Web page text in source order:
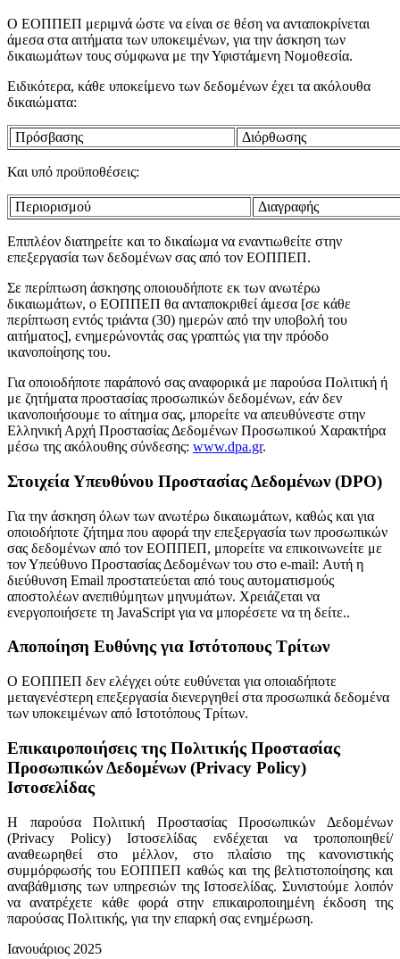
Ο ΕΟΠΠΕΠ μεριμνά ώστε να είναι σε θέση να ανταποκρίνεται
άμεσα στα αιτήματα των υποκειμένων, για την άσκηση των
δικαιωμάτων τους σύμφωνα με την Υφιστάμενη Νομοθεσία.
Ειδικότερα, κάθε υποκείμενο των δεδομένων έχει τα ακόλουθα
δικαιώματα:
Πρόσβασης Διόρθωσης
Και υπό προϋποθέσεις:
Περιορισμού Διαγραφής
Επιπλέον διατηρείτε και το δικαίωμα να εναντιωθείτε στην
επεξεργασία των δεδομένων σας από τον ΕΟΠΠΕΠ.
Σε περίπτωση άσκησης οποιουδήποτε εκ των ανωτέρω
δικαιωμάτων, ο ΕΟΠΠΕΠ θα ανταποκριθεί άμεσα [σε κάθε
περίπτωση εντός τριάντα (30) ημερών από την υποβολή του
αιτήματος], ενημερώνοντάς σας γραπτώς για την πρόοδο
ικανοποίησης του.
Για οποιοδήποτε παράπονό σας αναφορικά με παρούσα Πολιτική ή
με ζητήματα προστασίας προσωπικών δεδομένων, εάν δεν
ικανοποιήσουμε το αίτημα σας, μπορείτε να απευθύνεστε στην
Ελληνική Αρχή Προστασίας Δεδομένων Προσωπικού Χαρακτήρα
μέσω της ακόλουθης σύνδεσης: www.dpa.gr.
Στοιχεία Υπευθύνου Προστασίας Δεδομένων (DPO)
Για την άσκηση όλων των ανωτέρω δικαιωμάτων, καθώς και για
οποιοδήποτε ζήτημα που αφορά την επεξεργασία των προσωπικών
σας δεδομένων από τον ΕΟΠΠΕΠ, μπορείτε να επικοινωνείτε με
τον Υπεύθυνο Προστασίας Δεδομένων του στο e-mail: Αυτή η
διεύθυνση Email προστατεύεται από τους αυτοματισμούς
αποστολέων ανεπιθύμητων μηνυμάτων. Χρειάζεται να
ενεργοποιήσετε τη JavaScript για να μπορέσετε να τη δείτε..
Αποποίηση Ευθύνης για Ιστότοπους Τρίτων
O ΕΟΠΠΕΠ δεν ελέγχει ούτε ευθύνεται για οποιαδήποτε
μεταγενέστερη επεξεργασία διενεργηθεί στα προσωπικά δεδομένα
των υποκειμένων από Ιστοτόπους Τρίτων.
Επικαιροποιήσεις της Πολιτικής Προστασίας
Προσωπικών Δεδομένων (Privacy Policy)
Ιστοσελίδας
Η παρούσα Πολιτική Προστασίας Προσωπικών Δεδομένων
(Privacy Policy) Ιστοσελίδας ενδέχεται να τροποποιηθεί/
αναθεωρηθεί στο μέλλον, στο πλαίσιο της κανονιστικής
συμμόρφωσής του ΕΟΠΠΕΠ καθώς και της βελτιστοποίησης και
αναβάθμισης των υπηρεσιών της Ιστοσελίδας. Συνιστούμε λοιπόν
να ανατρέχετε κάθε φορά στην επικαιροποιημένη έκδοση της
παρούσας Πολιτικής, για την επαρκή σας ενημέρωση.
Ιανουάριος 2025